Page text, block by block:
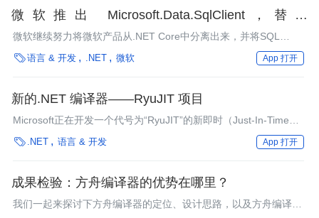
微软推出 Microsoft.Data.SqlClient，替代
System.Data.SqlClient
微软继续努力将微软产品从.NET Core中分离出来，并将SQL
Server驱动程序分离到了一个单独的部署流中。
语言 & 开发 .NET 微软 App 打开
新的.NET 编译器——RyuJIT 项目
Microsoft正在开发一个代号为“RyuJIT”的新即时（Just-In-Time，
JIT）编译器，该编译器最终会被用于运行.NET应用程序。
 .NET 语言 & 开发 App 打开
成果检验：方舟编译器的优势在哪里？
我们一起来探讨下方舟编译器的定位、设计思路，以及方舟编译器